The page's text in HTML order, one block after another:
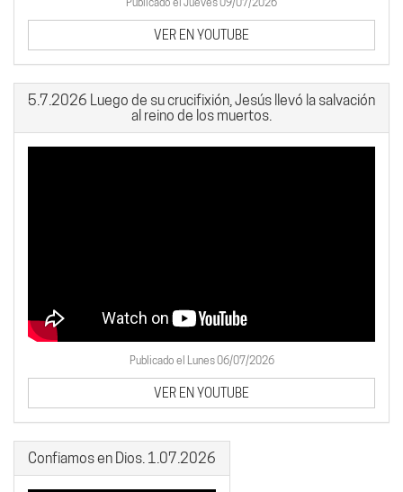
VER EN YOUTUBE
5.7.2026 Luego de su crucifixión, Jesús llevó la salvación
al reino de los muertos.
Publicado el Lunes 06/07/2026
VER EN YOUTUBE
Confiamos en Dios. 1.07.2026